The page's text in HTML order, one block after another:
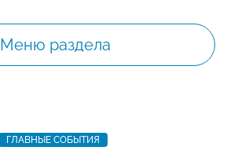
Меню раздела
ГЛАВНЫЕ СОБЫТИЯ